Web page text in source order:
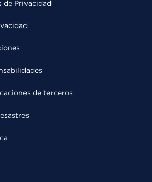
de Privacidad
de terceros